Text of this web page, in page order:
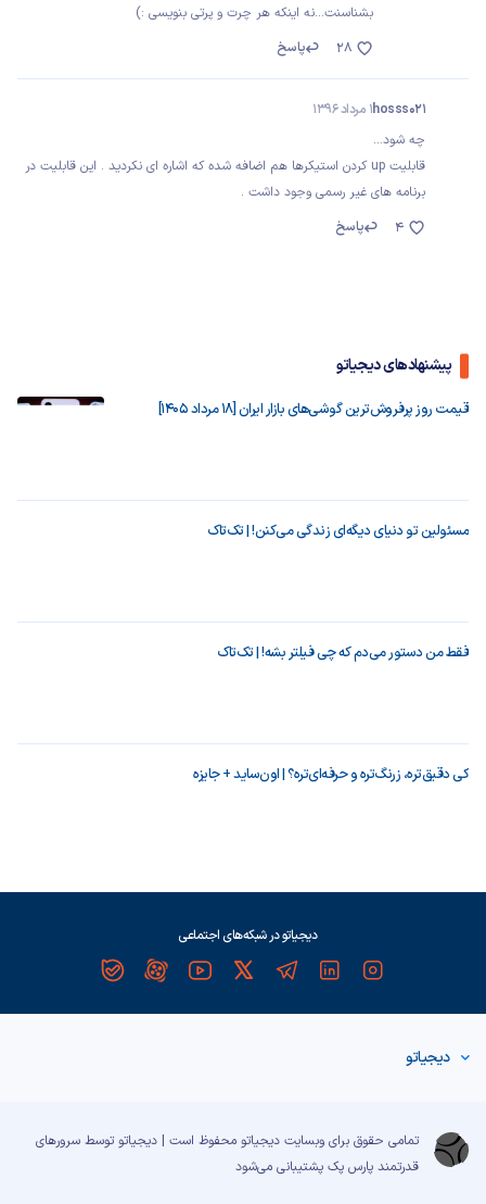
بشناسنت...نه اینکه هر چرت و پرتی بنویسی :)
پاسخ
28
hosss0211 مرداد 1396
چه شود...
قابلیت up کردن استیکرها هم اضافه شده که اشاره ای نکردید . این قابلیت در
برنامه های غیر رسمی وجود داشت .
پاسخ
4
پیشنهادهای دیجیاتو
قیمت روز پرفروش‌ترین گوشی‌های بازار ایران [18 مرداد 1405]
مسئولین تو دنیای دیگه‌ای زندگی می‌کنن! | تک‌تاک
فقط من دستور می‌دم که چی فیلتر بشه! | تک‌تاک
کی دقیق‌تره، زرنگ‌تره و حرفه‌ای‌تره؟ | اون‌ساید + جایزه
دیجیاتو در شبکه‌های اجتماعی
دیجیاتو
تمامی حقوق برای وبسایت دیجیاتو محفوظ است | دیجیاتو توسط سرورهای
قدرتمند پارس پک پشتیبانی می‌شود